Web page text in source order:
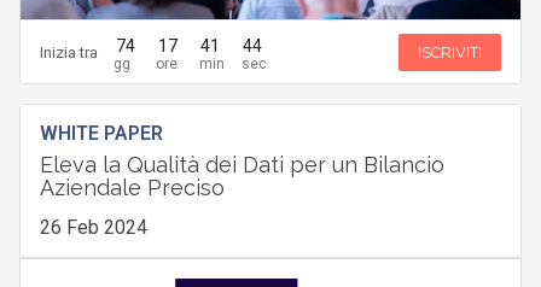
Inizia tra 74 17 41 43 ISCRIVITI
WHITE PAPER
Eleva la Qualità dei Dati per un Bilancio
Aziendale Preciso
26 Feb 2024